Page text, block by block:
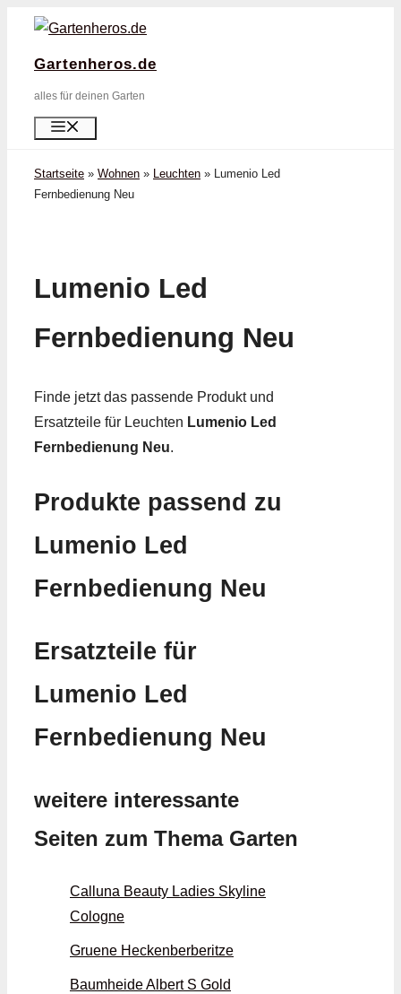
Zum
springen
Gartenheros.de
alles für deinen Garten
Startseite » Wohnen » Leuchten » Lumenio Led
Fernbedienung Neu
Lumenio Led
Fernbedienung Neu
Finde jetzt das passende Produkt und
Ersatzteile für Leuchten Lumenio Led
Fernbedienung Neu.
Produkte passend zu
Lumenio Led
Fernbedienung Neu
Ersatzteile für
Lumenio Led
Fernbedienung Neu
weitere interessante
Seiten zum Thema Garten
Calluna Beauty Ladies Skyline
Cologne
Gruene Heckenberberitze
Baumheide Albert S Gold